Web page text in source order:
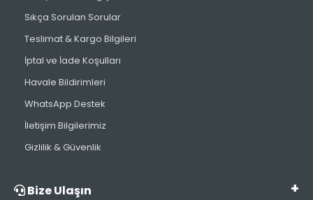
Sıkça Sorulan Sorular
Teslimat & Kargo Bilgileri
İptal ve İade Koşulları
Havale Bildirimleri
WhatsApp Destek
İletişim Bilgilerimiz
Gizlilik & Güvenlik
Bize Ulaşın